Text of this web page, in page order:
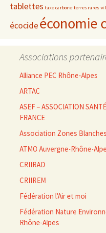
tablettes taxe carbone terres rares
écocideéconomie
Associations
Alliance PEC Rhône-Alpes
ARTAC
ASEF – ASSOCIATION
FRANCE
Association Zones
ATMO Auvergne-Rhône-
CRIIRAD
CRIIREM
Fédération l'Air et moi
Fédération Nature
Rhône-Alpes